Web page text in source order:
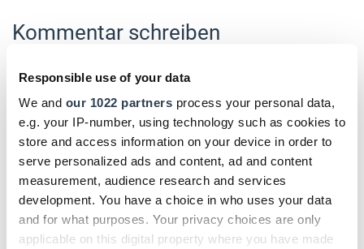
Responsible use of your data
We and our 1022 partners process your personal data,
e.g. your IP-number, using technology such as cookies to
store and access information on your device in order to
serve personalized ads and content, ad and content
measurement, audience research and services
development. You have a choice in who uses your data
and for what purposes. Your privacy choices are only
applicable on this digital property where you have made
Kommentar schreiben
Name
Kommentar